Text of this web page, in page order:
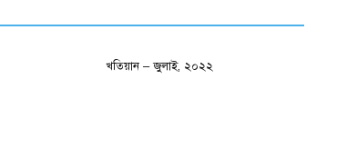
খতিয়ান – জুলাই, ২০২২